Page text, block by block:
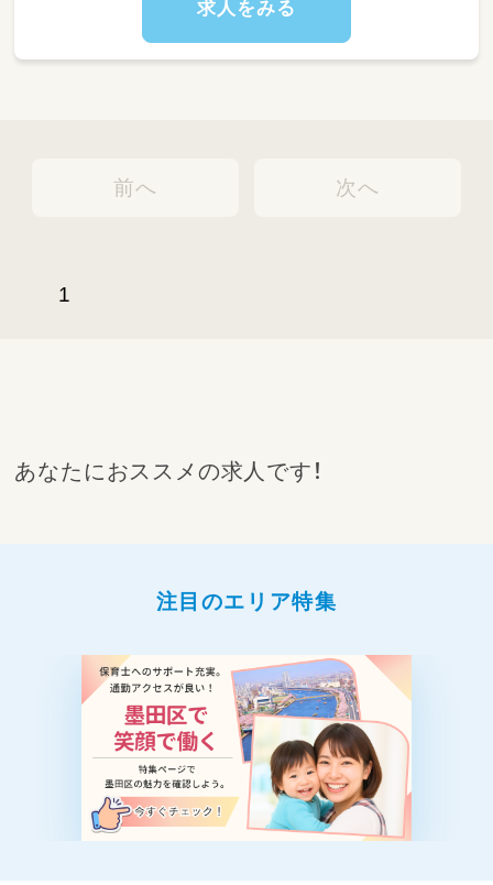
少人数での関わりが中心のため、ゆとりを持っ
て保育に入ることができます。
◆仕事内容
・夕方中心で家庭やプライベートと両立しやす
ちの成長を支える保育業務全般をお願いしま
・製作や行事などの保育活動
・フリー保育としてのクラスサポート
☆フルパートの魅力☆
・子どもの成長を一日を通して感じられる
・チームで支え合いながら保育ができる
・担任の負担が偏らず働きやすい環境
・安定した時間でしっかり働ける
求人をみる
前へ
1
次へ
あなたにおススメの求人です！
注目のエリア特集